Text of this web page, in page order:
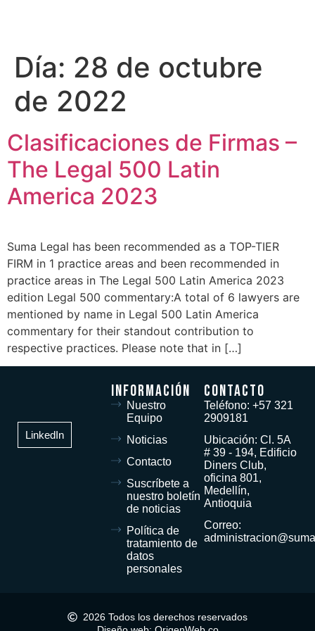
Día: 28 de octubre
de 2022
Clasificaciones de Firmas –
The Legal 500 Latin
America 2023
Suma Legal has been recommended as a TOP-TIER
FIRM in 1 practice areas and been recommended in
practice areas in The Legal 500 Latin America 2023
edition Legal 500 commentary:A total of 6 lawyers are
mentioned by name in Legal 500 Latin America
commentary for their standout contribution to
respective practices. Please note that in […]
LinkedIn
Información
Nuestro
Equipo
Noticias
Contacto
Suscríbete a
nuestro boletín
de noticias
Política de
tratamiento de
datos
personales
Contacto
Teléfono: +57 321
2909181
Ubicación: Cl. 5A
# 39 - 194, Edificio
Diners Club,
oficina 801,
Medellín,
Antioquia
Correo:
2026 Todos los derechos reservados